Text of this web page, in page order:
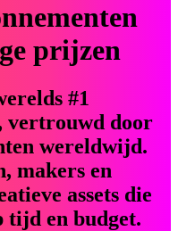
prijzen
#1
vertrouwd door
wereldwijd.
makers en
assets die
tijd en budget.